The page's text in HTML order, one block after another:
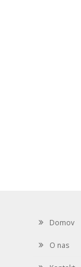
Domov
O nas